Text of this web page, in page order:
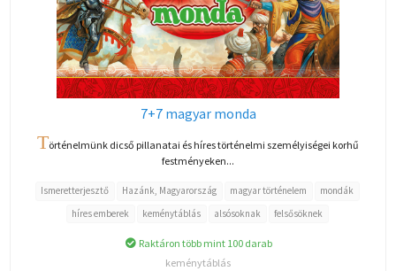
7+7 magyar monda
Történelmünk dicső pillanatai és híres történelmi személyiségei korhű
festményeken...
Ismeretterjesztő Hazánk, Magyarország magyar történelem
mondák
híres emberek
keménytáblás alsósoknak felsősöknek
Raktáron több mint 100 darab
keménytáblás